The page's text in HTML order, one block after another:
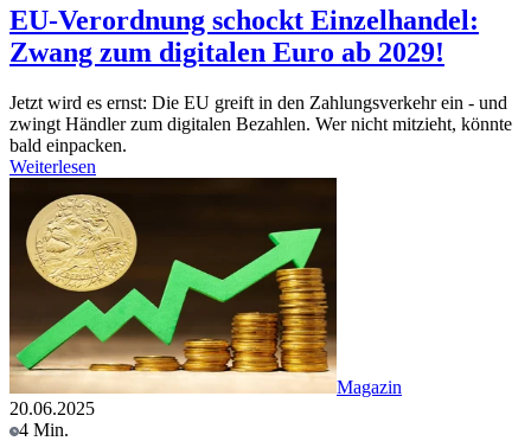
EU-Verordnung schockt Einzelhandel:
Zwang zum digitalen Euro ab 2029!
Jetzt wird es ernst: Die EU greift in den Zahlungsverkehr ein - und
zwingt Händler zum digitalen Bezahlen. Wer nicht mitzieht, könnte
bald einpacken.
Weiterlesen
Magazin
20.06.2025
4 Min.